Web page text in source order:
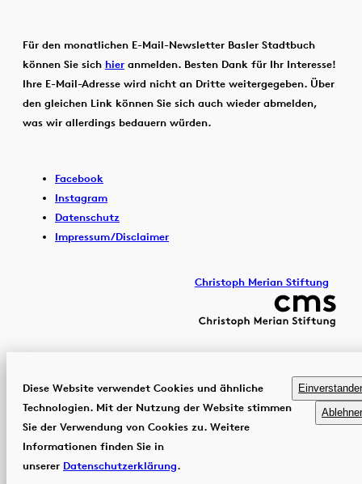
Für den monatlichen E-Mail-Newsletter Basler Stadtbuch
können Sie sich hier anmelden. Besten Dank für Ihr Interesse!
Ihre E-Mail-Adresse wird nicht an Dritte weitergegeben. Über
den gleichen Link können Sie sich auch wieder abmelden,
was wir allerdings bedauern würden.
Facebook
Instagram
Datenschutz
Impressum/Disclaimer
Christoph Merian Stiftung
Diese Website verwendet Cookies und ähnliche
Technologien. Mit der Nutzung der Website stimmen
Sie der Verwendung von Cookies zu. Weitere
Informationen finden Sie in
unserer Datenschutzerklärung.